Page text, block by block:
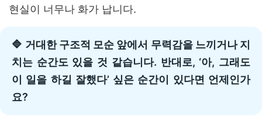
현실이 너무나 화가 납니다.
🔷 거대한 구조적 모순 앞에서 무력감을 느끼거나 지
치는 순간도 있을 것 같습니다. 반대로, ‘아, 그래도
이 일을 하길 잘했다’ 싶은 순간이 있다면 언제인가
요?